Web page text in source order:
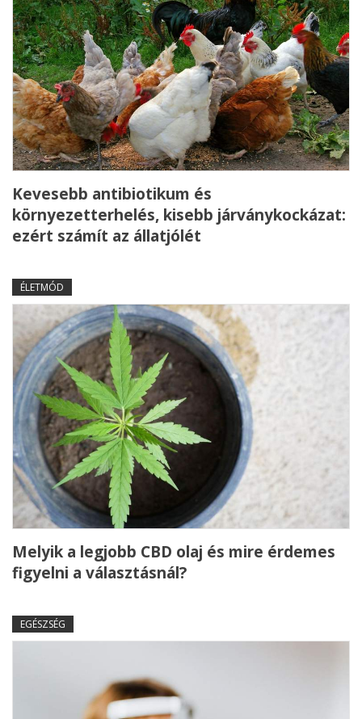
Kevesebb antibiotikum és
környezetterhelés, kisebb járványkockázat:
ezért számít az állatjólét
ÉLETMÓD
Melyik a legjobb CBD olaj és mire érdemes
figyelni a választásnál?
EGÉSZSÉG